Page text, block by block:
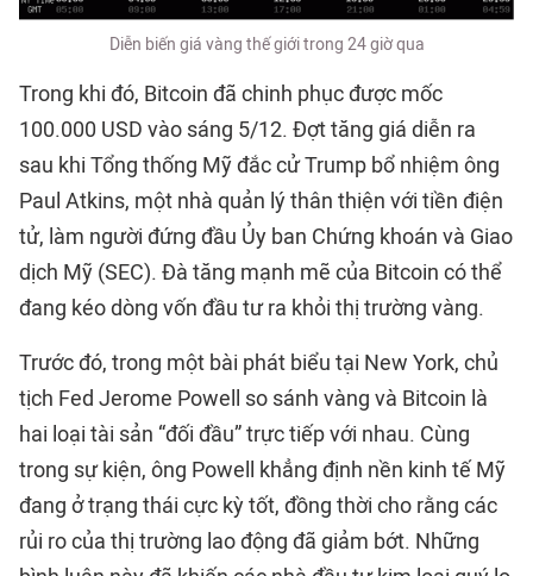
Diễn biến giá vàng thế giới trong 24 giờ qua
Trong khi đó, Bitcoin đã chinh phục được mốc
100.000 USD vào sáng 5/12. Đợt tăng giá diễn ra
sau khi Tổng thống Mỹ đắc cử Trump bổ nhiệm ông
Paul Atkins, một nhà quản lý thân thiện với tiền điện
tử, làm người đứng đầu Ủy ban Chứng khoán và Giao
dịch Mỹ (SEC). Đà tăng mạnh mẽ của Bitcoin có thể
đang kéo dòng vốn đầu tư ra khỏi thị trường vàng.
Trước đó, trong một bài phát biểu tại New York, chủ
tịch Fed Jerome Powell so sánh vàng và Bitcoin là
hai loại tài sản “đối đầu” trực tiếp với nhau. Cùng
trong sự kiện, ông Powell khẳng định nền kinh tế Mỹ
đang ở trạng thái cực kỳ tốt, đồng thời cho rằng các
rủi ro của thị trường lao động đã giảm bớt. Những